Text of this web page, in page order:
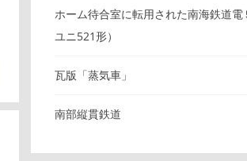
ホーム待合室に転用された南海鉄道電
ユニ521形）
瓦版「蒸気車」
南部縦貫鉄道